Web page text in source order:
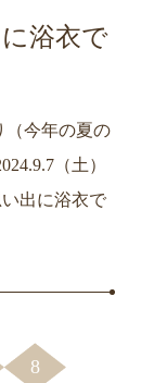
浴衣で
（今年の夏の
（土）
出に浴衣で
8